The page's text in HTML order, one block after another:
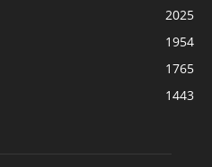
2025
1954
1765
1443